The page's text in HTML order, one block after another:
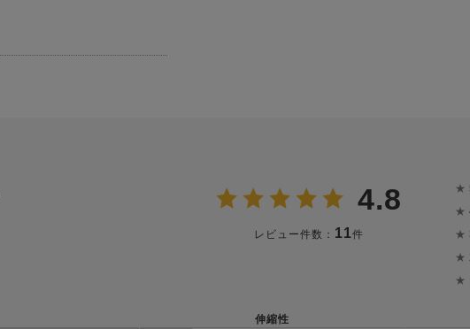
4.8
レビュー件数： 11件
★
★
★
★
★
伸縮性